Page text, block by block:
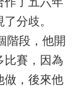
分歧。
階段，他開
比賽，因為
做，後來他